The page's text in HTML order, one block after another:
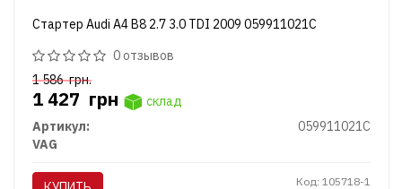
Стартер Audi A4 B8 2.7 3.0 TDI 2009 059911021C
0 отзывов
1 586грн.
1 427 грн
склад
Артикул:
059911021C
VAG
Код: 105718-1